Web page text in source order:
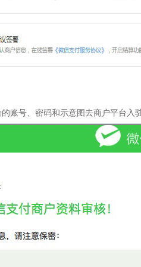
账号、密码和示意图去商户平台入